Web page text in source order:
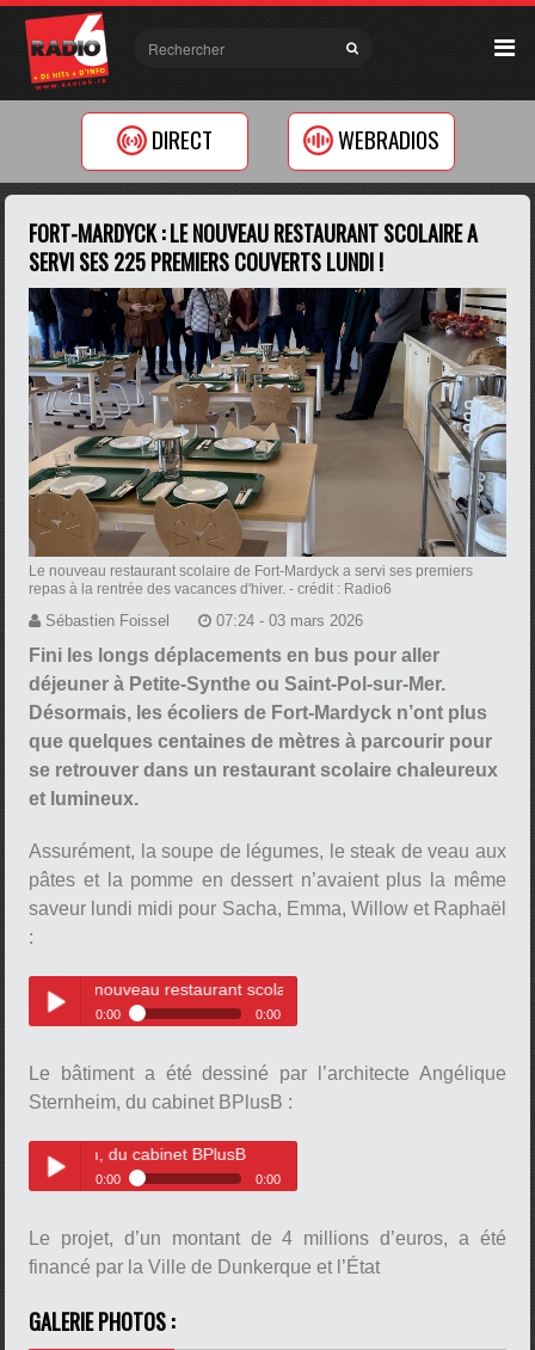
DIRECT WEBRADIOS
FORT-MARDYCK : LE NOUVEAU RESTAURANT SCOLAIRE A
SERVI SES 225 PREMIERS COUVERTS LUNDI !
Le nouveau restaurant scolaire de Fort-Mardyck a servi ses premiers
repas à la rentrée des vacances d'hiver. - crédit : Radio6
Sébastien Foissel 07:24 - 03 mars 2026
Fini les longs déplacements en bus pour aller
déjeuner à Petite-Synthe ou Saint-Pol-sur-Mer.
Désormais, les écoliers de Fort-Mardyck n’ont plus
que quelques centaines de mètres à parcourir pour
se retrouver dans un restaurant scolaire chaleureux
et lumineux.
Assurément, la soupe de légumes, le steak de veau aux
pâtes et la pomme en dessert n’avaient plus la même
saveur lundi midi pour Sacha, Emma, Willow et Raphaël
:
Play /
pause
restaurant scolaire de Fort-Mardyck
0:00 0:00
nouveau restaurant scolaire de
Fort-Mardyck
Le bâtiment a été dessiné par l’architecte Angélique
Sternheim, du cabinet BPlusB :
Play /
du cabinet BPlusB
0:00 0:00
du cabinet BPlusB
Le projet, d’un montant de 4 millions d’euros, a été
financé par la Ville de Dunkerque et l’État
GALERIE PHOTOS :